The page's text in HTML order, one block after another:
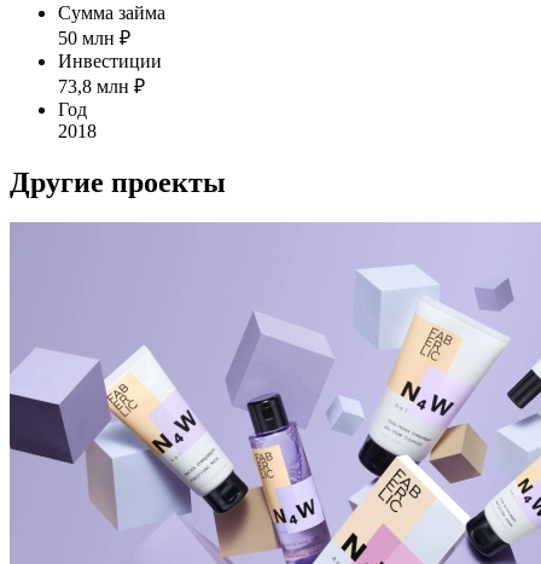
Сумма займа
50 млн ₽
Инвестиции
73,8 млн ₽
Год
2018
Другие проекты